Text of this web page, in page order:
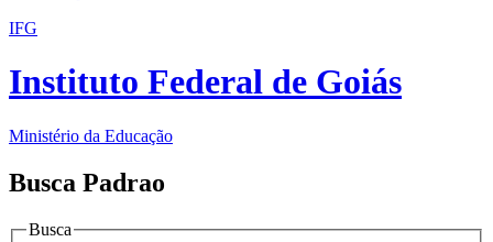
IFG
Instituto Federal de Goiás
Ministério da Educação
Busca Padrao
Busca